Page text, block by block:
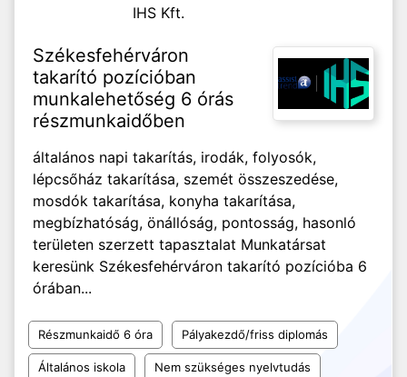
IHS Kft.
Székesfehérváron
takarító pozícióban
munkalehetőség 6 órás
részmunkaidőben
általános napi takarítás, irodák, folyosók,
lépcsőház takarítása, szemét összeszedése,
mosdók takarítása, konyha takarítása,
megbízhatóság, önállóság, pontosság, hasonló
területen szerzett tapasztalat Munkatársat
keresünk Székesfehérváron takarító pozícióba 6
órában...
Részmunkaidő 6 óra Pályakezdő/friss diplomás
Általános iskola Nem szükséges nyelvtudás